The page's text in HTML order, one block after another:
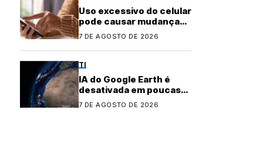
Uso excessivo do celular
pode causar mudanças
físicas no corpo
7 DE AGOSTO DE 2026
TI
IA do Google Earth é
desativada em poucas
horas após controvérsia
7 DE AGOSTO DE 2026